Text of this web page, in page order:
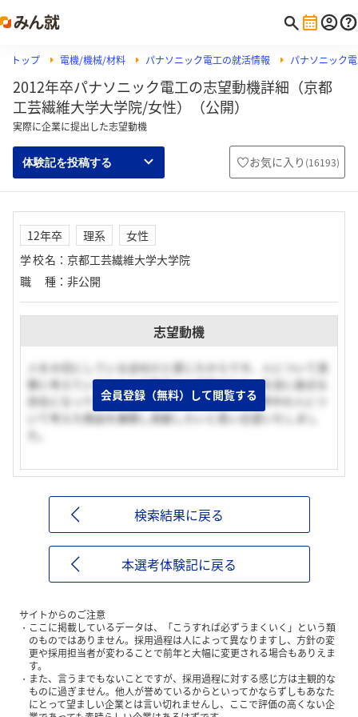
トップ 電機/機械/材料 パナソニック電工の就活情報 パナソニック
2012年卒パナソニック電工の志望動機詳細（京都
工芸繊維大学大学院/女性）（公開）
実際に企業に提出した志望動機
体験記を投稿する お気に入り (16193)
12年卒 理系
女性
学校名 ： 京都工芸繊維大学大学院
職種 ： 非公開
志望動機
人を大切にしている会社だと感じたからです。人について真
摯に考えているからこそ商品に人目線が入り、生活に身近な
存在になっているのだと思います。貴社で、世界中の人につ
いて考えた商品を展開し貢献したいと思い志望いたしまし
会員登録（無料）して閲覧する
検索結果に戻る
本選考体験記に戻る
サイトからのご注意
ここに掲載しているデータは、「こうすれば必ずうまくいく」という類
のものではありません。採用過程は人によって異なりますし、方針の変
更や採用担当者が変わることで前年と大幅に変更される場合もありえま
す。
また、言うまでもないことですが、採用過程に対する感じ方は主観的な
ものに過ぎません。他人が誉めているからといってかならずしもあなた
にとって望ましい企業とは言い切れませんし、ここで評価の高くない企